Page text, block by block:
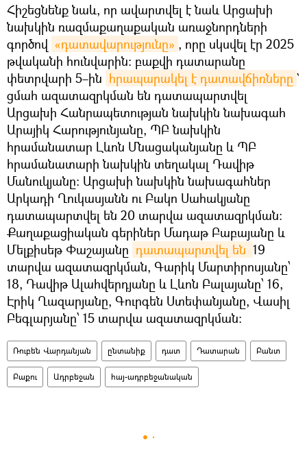
Հիշեցնենք նաև, որ ավարտվել է նաև Արցախի
նախկին ռազմաքաղաքական առաջնորդների
գործով «դատավարությունը» , որը սկսվել էր 2025
թվականի հունվարին։ բաքվի դատարանը
փետրվարի 5–ին հրապարակել է դատավճիռները `
ցմահ ազատազրկման են դատապարտվել
Արցախի Հանրապետության նախկին նախագահ
Արայիկ Հարությունյանը, ՊԲ նախկին
հրամանատար Լևոն Մնացականյանը և ՊԲ
հրամանատարի նախկին տեղակալ Դավիթ
Մանուկյանը։ Արցախի նախկին նախագահներ
Արկադի Ղուկասյանն ու Բակո Սահակյանը
դատապարտվել են 20 տարվա ազատազրկման։
Քաղաքացիական գերիներ Մադաթ Բաբայանը և
Մելքիսեթ Փաշայանը դատապարտվել են 19
տարվա ազատազրկման, Գարիկ Մարտիրոսյանը՝
18, Դավիթ Ալահվերդյանը և Լևոն Բալայանը՝ 16,
Էրիկ Ղազարյանը, Գուրգեն Ստեփանյանը, Վասիլ
Բեգլարյանը՝ 15 տարվա ազատազրկման։
Ռուբեն Վարդանյան ընտանիք դատ Դատարան Բանտ
Բաքու Ադրբեջան հայ-ադրբեջանական